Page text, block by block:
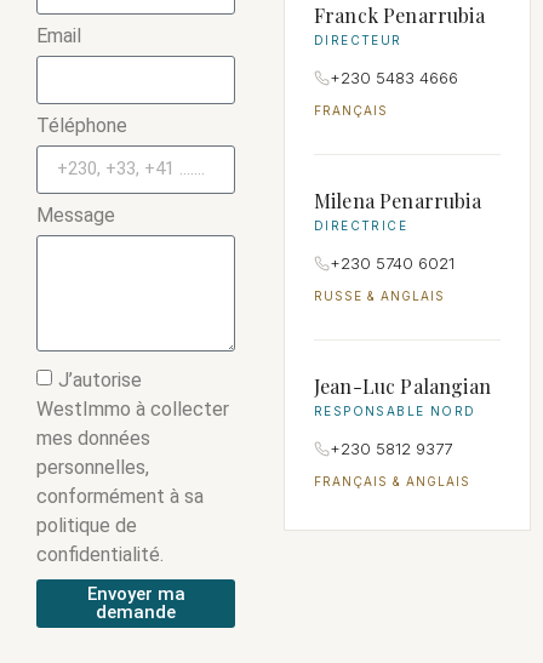
Email
Téléphone
Message
J’autorise
WestImmo à collecter
mes données
personnelles,
conformément à sa
politique de
confidentialité.
Envoyer ma
demande
Franck Penarrubia
DIRECTEUR
+230 5483 4666
FRANÇAIS
Milena Penarrubia
DIRECTRICE
+230 5740 6021
RUSSE & ANGLAIS
Jean-Luc Palangian
RESPONSABLE NORD
+230 5812 9377
FRANÇAIS & ANGLAIS